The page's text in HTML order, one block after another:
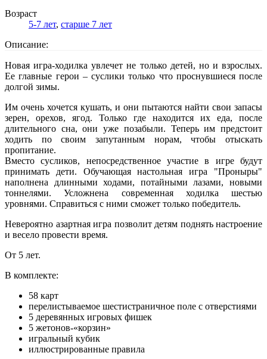
Возраст
5-7 лет, старше 7 лет
Описание:
Новая игра-ходилка увлечет не только детей, но и взрослых.
Ее главные герои – суслики только что проснувшиеся после
долгой зимы.
Им очень хочется кушать, и они пытаются найти свои запасы
зерен, орехов, ягод. Только где находится их еда, после
длительного сна, они уже позабыли. Теперь им предстоит
ходить по своим запутанным норам, чтобы отыскать
пропитание.
Вместо сусликов, непосредственное участие в игре будут
принимать дети. Обучающая настольная игра "Проныры"
наполнена длинными ходами, потайными лазами, новыми
тоннелями. Усложнена современная ходилка шестью
уровнями. Справиться с ними сможет только победитель.
Невероятно азартная игра позволит детям поднять настроение
и весело провести время.
От 5 лет.
В комплекте:
58 карт
перелистываемое шестистраничное поле с отверстиями
5 деревянных игровых фишек
5 жетонов-«корзин»
игральный кубик
иллюстрированные правила